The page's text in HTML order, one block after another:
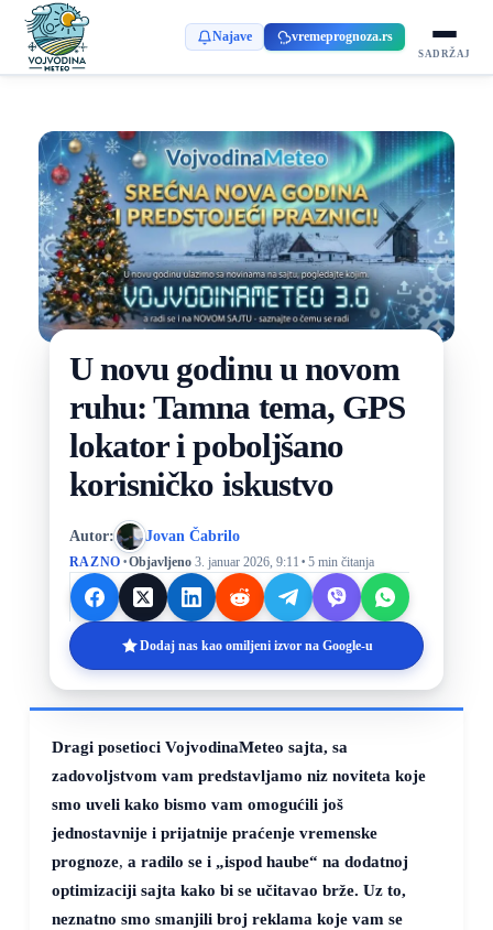
Najave vremeprognoza.rs
SADRŽAJ
U novu godinu u novom
ruhu: Tamna tema, GPS
lokator i poboljšano
korisničko iskustvo
Autor: Jovan Čabrilo
RAZNO ·Objavljeno 3. januar 2026, 9:11 · 5 min čitanja
Dodaj nas kao omiljeni izvor na Google-u
Dragi posetioci VojvodinaMeteo sajta, sa
zadovoljstvom vam predstavljamo niz noviteta koje
smo uveli kako bismo vam omogućili još
jednostavnije i prijatnije praćenje vremenske
prognoze, a radilo se i „ispod haube“ na dodatnoj
optimizaciji sajta kako bi se učitavao brže. Uz to,
neznatno smo smanjili broj reklama koje vam se